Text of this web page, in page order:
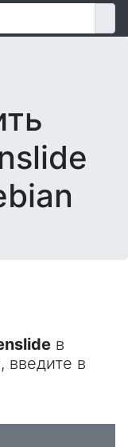
в
введите в